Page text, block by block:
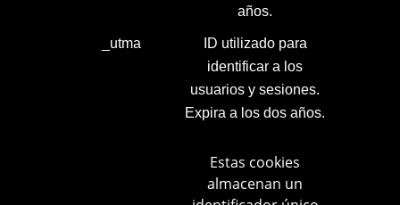
años.
_utma
ID utilizado para
identificar a los
usuarios y sesiones.
Expira a los dos años.
Estas cookies
almacenan un